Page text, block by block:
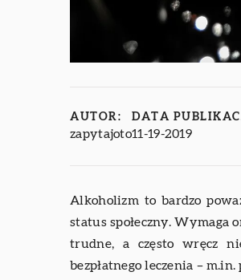
AUTOR:
zapytajoto
DATA
11-19-2019
Alkoholizm to bardzo
status społeczny. Wymaga
trudne, a często wręcz
bezpłatnego leczenia –